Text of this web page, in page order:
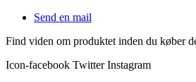
Videre
indhold
Send en mail
Find viden om produktet inden du køber
Icon-facebook Twitter Instagram